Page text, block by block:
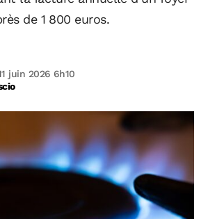
de 1 800 euros.
juin 2026 6h10